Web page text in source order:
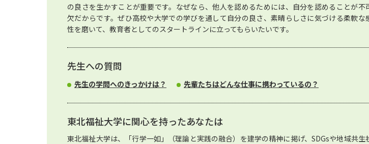
の良さを生かすことが重要です。なぜなら、他人を認めるためには、自分を認めることが不
欠だからです。ぜひ高校や大学での学びを通して自分の良さ、素晴らしさに気づける柔軟な
性を磨いて、教育者としてのスタートラインに立ってもらいたいです。
先生への質問
先生の学問へのきっかけは？ 先輩たちはどんな仕事に携わっているの？
東北福祉大学に関心を持ったあなたは
東北福祉大学は、「行学一如」（理論と実践の融合）を建学の精神に掲げ、SDGsや地域共生